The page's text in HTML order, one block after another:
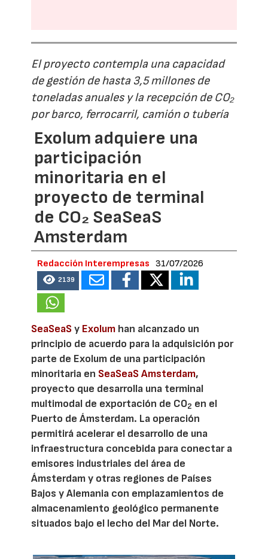
El proyecto contempla una capacidad
de gestión de hasta 3,5 millones de
toneladas anuales y la recepción de CO₂
por barco, ferrocarril, camión o tubería
Exolum adquiere una
participación
minoritaria en el
proyecto de terminal
de CO₂ SeaSeaS
Amsterdam
Redacción Interempresas 31/07/2026
2139
SeaSeaSy Exolum han alcanzado un
principio de acuerdo para la adquisición por
parte de Exolum de una participación
minoritaria en SeaSeaS Amsterdam,
proyecto que desarrolla una terminal
multimodal de exportación de CO2 en el
Puerto de Ámsterdam. La operación
permitirá acelerar el desarrollo de una
infraestructura concebida para conectar a
emisores industriales del área de
Ámsterdam y otras regiones de Países
Bajos y Alemania con emplazamientos de
almacenamiento geológico permanente
situados bajo el lecho del Mar del Norte.